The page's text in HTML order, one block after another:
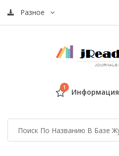
Разное
1 Информация